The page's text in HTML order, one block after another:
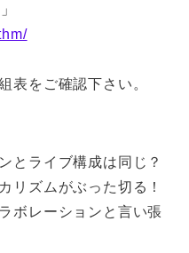
表をご確認下さい。
とライブ構成は同じ？
リズムがぶった切る！
ボレーションと言い張